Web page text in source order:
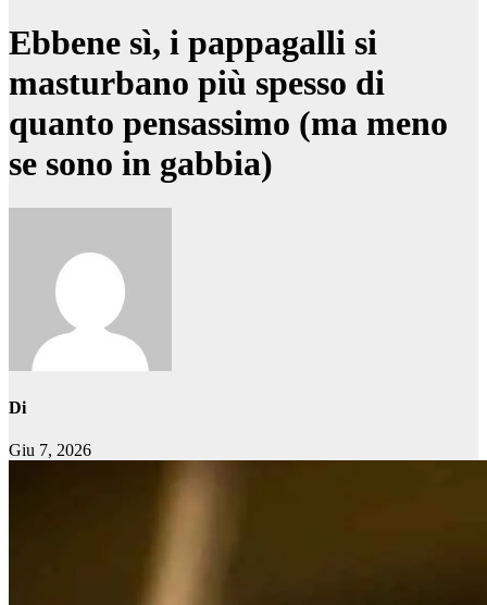
Ebbene sì, i pappagalli si
masturbano più spesso di
quanto pensassimo (ma meno
se sono in gabbia)
Di
Giu 7, 2026